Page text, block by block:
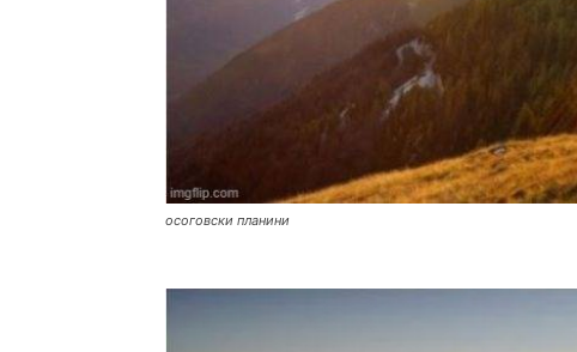
осоговски планини